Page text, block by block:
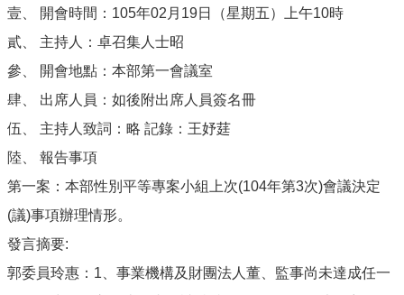
壹、 開會時間：105年02月19日（星期五）上午10時
貳、 主持人：卓召集人士昭
參、 開會地點：本部第一會議室
肆、 出席人員：如後附出席人員簽名冊
伍、 主持人致詞：略 記錄：王妤莛
陸、 報告事項
第一案：本部性別平等專案小組上次(104年第3次)會議決定
(議)事項辦理情形。
發言摘要:
郭委員玲惠：1、事業機構及財團法人董、監事尚未達成任一